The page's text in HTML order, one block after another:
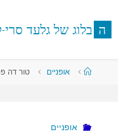
לתוכן
ה בלוג של גלעד סרי-
עמודאופניים טור דה
אופניים